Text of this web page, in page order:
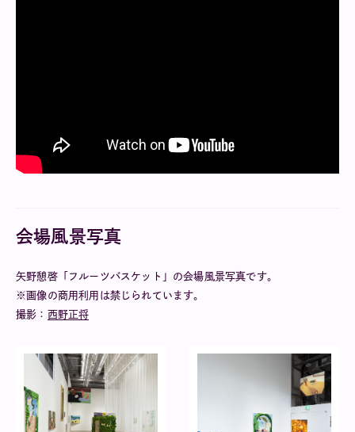
会場風景写真
矢野憩啓「フルーツバスケット」の会場風景写真です。
※画像の商用利用は禁じられています。
撮影： 西野正将